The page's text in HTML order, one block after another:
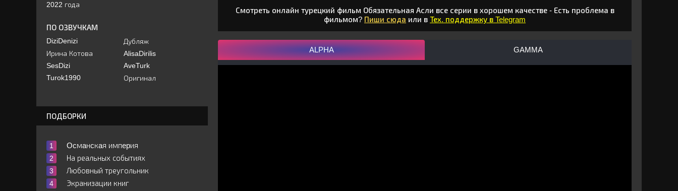
Смотреть онлайн турецкий фильм Обязательная Асли все серии в хорошем качестве - Есть проблема в
фильмом? Пиши сюда или в Тех. поддержку в Telegram
ALPHA GAMMA
2022 года
ПО ОЗВУЧКАМ
DiziDenizi
Ирина Котова
SesDizi
Turok1990
Дубляж
AlisaDirilis
AveTurk
Оригинал
ПОДБОРКИ
Ocмaнcкaя импepия
На реальных событиях
Любовный треугольник
Экранизации книг